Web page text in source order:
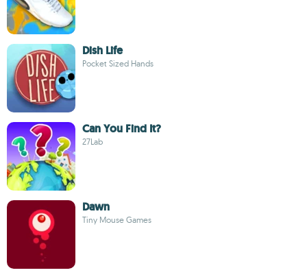
Dish Life
Pocket Sized Hands
Can You Find It?
27Lab
Dawn
Tiny Mouse Games